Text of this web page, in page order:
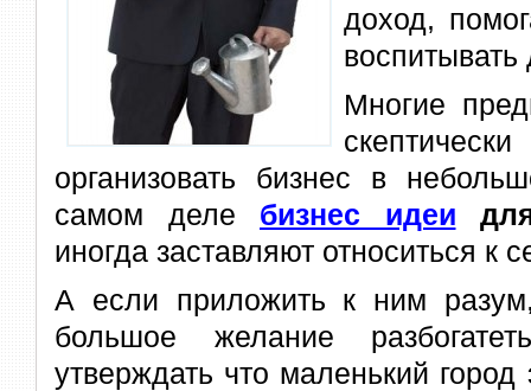
доход,
воспитывать
Многие
организовать бизнес в
самом деле бизнес идеи
иногда заставляют относиться к
А если приложить к ним
большое желание
утверждать что маленький